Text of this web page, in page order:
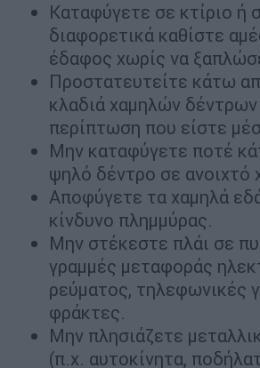
Καταφύγετε σε κτίριο ή
διαφορετικά καθίστε
έδαφος χωρίς να
Προστατευτείτε κάτω
κλαδιά χαμηλών
περίπτωση που είστε
Μην καταφύγετε ποτέ
ψηλό δέντρο σε ανοιχτό
Αποφύγετε τα χαμηλά
κίνδυνο πλημμύρας.
Μην στέκεστε πλάι σε
γραμμές μεταφοράς
ρεύματος, τηλεφωνικές
φράκτες.
Μην πλησιάζετε
(π.χ. αυτοκίνητα,